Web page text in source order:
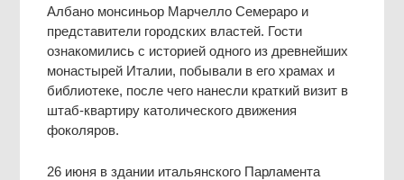
Албано монсиньор Марчелло Семераро и
представители городских властей. Гости
ознакомились с историей одного из древнейших
монастырей Италии, побывали в его храмах и
библиотеке, после чего нанесли краткий визит в
штаб-квартиру католического движения
фоколяров.
26 июня в здании итальянского Парламента